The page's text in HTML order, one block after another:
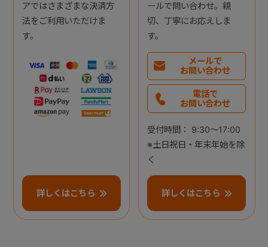
アではさまざまな決済方
法をご利用いただけま
す。
詳しくはこちら
ールで問い合わせ。親
切、丁寧にお応えしま
す。
メールで
お問い合わせ
電話で
お問い合わせ
受付時間： 9:30～17:00
※土日祝日・年末年始を除
く
詳しくはこちら